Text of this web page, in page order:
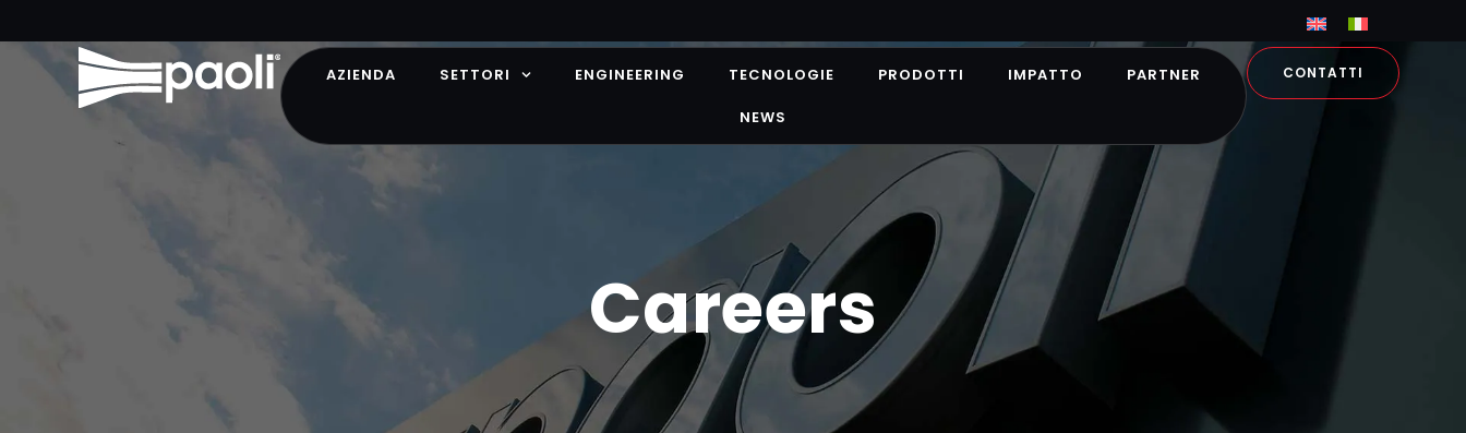
AZIENDA SETTORI ENGINEERING TECNOLOGIE PRODOTTI IMPATTO PARTNER
NEWS
CONTATTI
Careers